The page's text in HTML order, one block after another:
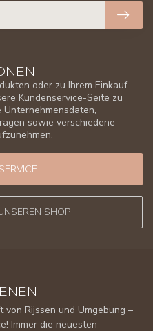
oder zu Ihrem Einkauf
Kundenservice-Seite zu
sowie verschiedene
SHOP
Rijssen und Umgebung –
Immer die neuesten